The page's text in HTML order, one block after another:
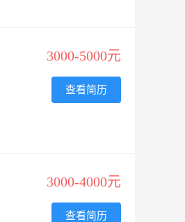
3000-5000元
查看简历
3000-4000元
查看简历